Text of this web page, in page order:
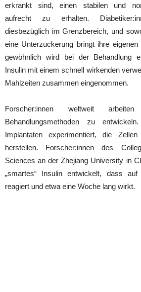
erkrankt sind, einen stabilen und
aufrecht zu erhalten.
diesbezüglich im Grenzbereich, und
eine Unterzuckerung bringt ihre
gewöhnlich wird bei der Behandlung
Insulin mit einem schnell wirkenden
Mahlzeiten zusammen eingenommen.
Forscher:innen weltweit
Behandlungsmethoden zu
Implantaten experimentiert, die
herstellen. Forscher:innen des
Sciences an der Zhejiang University in
„smartes“ Insulin entwickelt, dass auf
reagiert und etwa eine Woche lang wirkt.